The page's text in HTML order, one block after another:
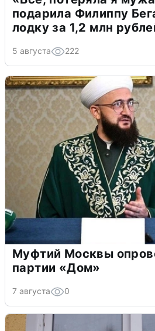
подарила Филиппу
лодку за 1,2 млн
5 августа 222
Муфтий Москвы
партии «Дом»
7 августа 0